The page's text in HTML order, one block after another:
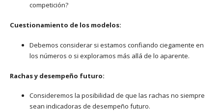
competición?
Cuestionamiento de los modelos:
Debemos considerar si estamos confiando ciegamente en
los números o si exploramos más allá de lo aparente.
Rachas y desempeño futuro:
Consideremos la posibilidad de que las rachas no siempre
sean indicadoras de desempeño futuro.